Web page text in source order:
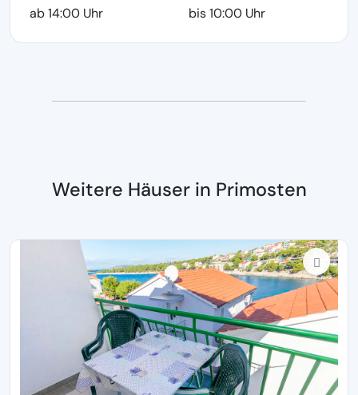
ab 14:00 Uhr bis 10:00 Uhr
Weitere Häuser in Primosten